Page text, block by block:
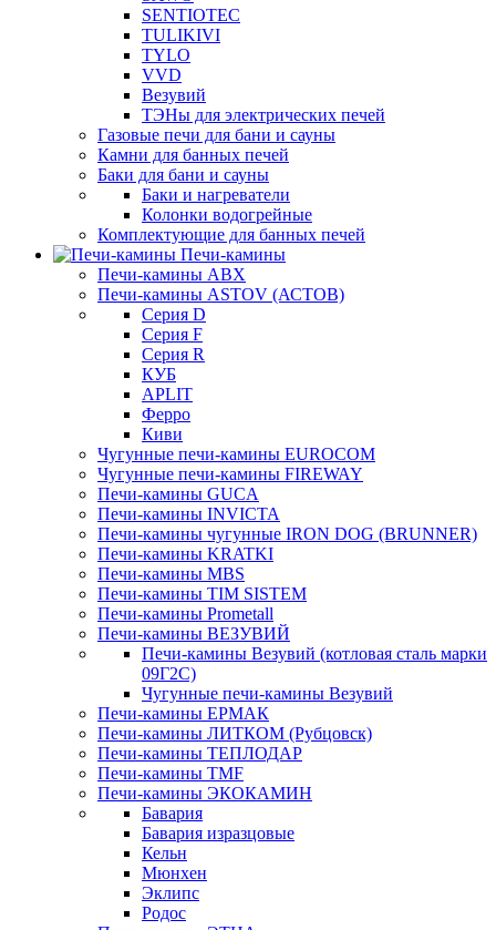
SENTIOTEC
TULIKIVI
TYLO
VVD
Везувий
ТЭНы для электрических печей
Газовые печи для бани и сауны
Камни для банных печей
Баки для бани и сауны
Баки и нагреватели
Колонки водогрейные
Комплектующие для банных печей
Печи-камины
Печи-камины ABX
Печи-камины ASTOV (АСТОВ)
Серия D
Серия F
Серия R
КУБ
APLIT
Ферро
Киви
Чугунные печи-камины EUROCOM
Чугунные печи-камины FIREWAY
Печи-камины GUCA
Печи-камины INVICTA
Печи-камины чугунные IRON DOG (BRUNNER)
Печи-камины KRATKI
Печи-камины MBS
Печи-камины TIM SISTEM
Печи-камины Prometall
Печи-камины ВЕЗУВИЙ
Печи-камины Везувий (котловая сталь марки
09Г2С)
Чугунные печи-камины Везувий
Печи-камины ЕРМАК
Печи-камины ЛИТКОМ (Рубцовск)
Печи-камины ТЕПЛОДАР
Печи-камины TMF
Печи-камины ЭКОКАМИН
Бавария
Бавария изразцовые
Кельн
Мюнхен
Эклипс
Родос